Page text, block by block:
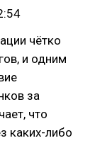
чётко
и одним
за
что
каких-либо